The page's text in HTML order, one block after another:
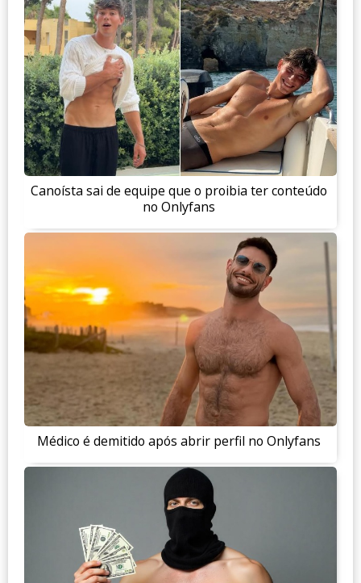
Canoísta sai de equipe que o proibia ter conteúdo
no Onlyfans
Médico é demitido após abrir perfil no Onlyfans